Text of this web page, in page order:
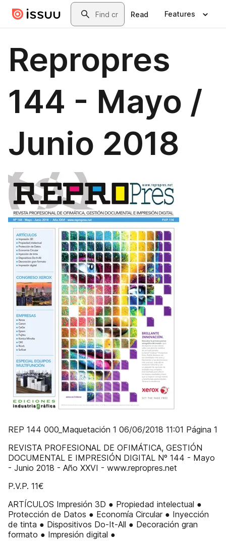
Skip to main contentSearch
Read Features
Repropres
144 - Mayo /
Junio 2018
REP 144 000_Maquetación 1 06/06/2018 11:01 Página 1
REVISTA PROFESIONAL DE OFIMÁTICA, GESTIÓN
DOCUMENTAL E IMPRESIÓN DIGITAL Nº 144 - Mayo
- Junio 2018 - Año XXVI - www.repropres.net
P.V.P. 11€
ARTÍCULOS Impresión 3D ● Propiedad intelectual ●
Protección de Datos ● Economía Circular ● Inyección
de tinta ● Dispositivos Do-It-All ● Decoración gran
formato ● Impresión digital ●